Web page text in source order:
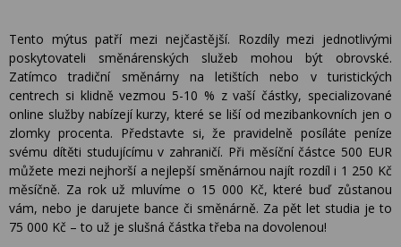
Tento mýtus patří mezi nejčastější. Rozdíly mezi jednotlivými
poskytovateli směnárenských služeb mohou být obrovské.
Zatímco tradiční směnárny na letištích nebo v turistických
centrech si klidně vezmou 5-10 % z vaší částky, specializované
online služby nabízejí kurzy, které se liší od mezibankovních jen o
zlomky procenta. Představte si, že pravidelně posíláte peníze
svému dítěti studujícímu v zahraničí. Při měsíční částce 500 EUR
můžete mezi nejhorší a nejlepší směnárnou najít rozdíl i 1 250 Kč
měsíčně. Za rok už mluvíme o 15 000 Kč, které buď zůstanou
vám, nebo je darujete bance či směnárně. Za pět let studia je to
75 000 Kč – to už je slušná částka třeba na dovolenou!